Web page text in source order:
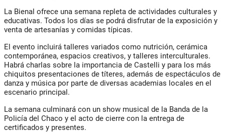
La Bienal ofrece una semana repleta de actividades culturales y
educativas. Todos los días se podrá disfrutar de la exposición y
venta de artesanías y comidas típicas.
El evento incluirá talleres variados como nutrición, cerámica
contemporánea, espacios creativos, y talleres interculturales.
Habrá charlas sobre la importancia de Castelli y para los más
chiquitos presentaciones de títeres, además de espectáculos de
danza y música por parte de diversas academias locales en el
escenario principal.
La semana culminará con un show musical de la Banda de la
Policía del Chaco y el acto de cierre con la entrega de
certificados y presentes.